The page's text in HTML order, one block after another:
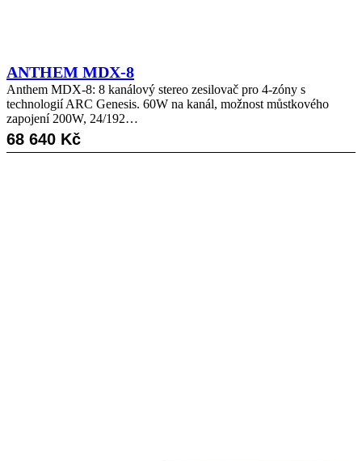
ANTHEM MDX-8
Anthem MDX-8: 8 kanálový stereo zesilovač pro 4-zóny s
technologií ARC Genesis. 60W na kanál, možnost můstkového
zapojení 200W, 24/192…
68 640 Kč